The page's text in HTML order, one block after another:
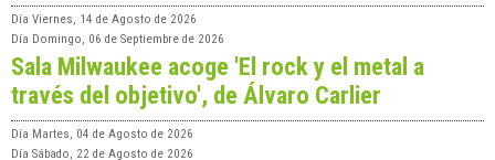
Día Viernes, 14 de Agosto de 2026
Día Domingo, 06 de Septiembre de 2026
Sala Milwaukee acoge 'El rock y el metal a
través del objetivo', de Álvaro Carlier
Día Martes, 04 de Agosto de 2026
Día Sábado, 22 de Agosto de 2026